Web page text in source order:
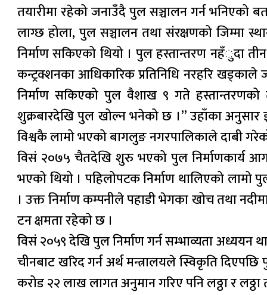
तयारीमा रहेको जनाउँदै पुल सञ्चालन गर्न भनिएको
लाग्छ होला, पुल सञ्चालन तथा संरक्षणको जिम्मा
निर्माण सकिएको थियो । पुल हस्तान्तरण नहँुदा
कन्ट्रक्शनका आधिकारिक प्रतिनिधि नरहरि
निर्माण सकिएको पुल वैशाख ९ गते
शुक्रबारदेखि पुल खोल्न भनेको छ ।” उहाँका अनुसार
विश्वकै लामो भएको बागलुङ नगरपालिकाले दाबी
विसं २०७५ चैतदेखि शुरु भएको पुल निर्माणकार्य
भएको थियो । पहिलोपटक निर्माण थालिएको लामो
। उक्त निर्माण कम्पनीले पहाडी भेगका खोच तथा
टन क्षमता रहेको छ ।
विसं २०५९ देखि पुल निर्माण गर्न सम्भाव्यता
चीनबाट खरिद गर्न अर्थ मन्त्रालयले स्विकृति
करोड २२ लाख लागत अनुमान गरिए पनि लठ्ठा र